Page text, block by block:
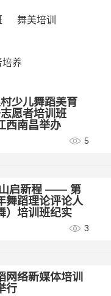
舞美培训
培养
少儿舞蹈美育
愿者培训班
西南昌举办
5
启新程 —— 第
舞蹈理论评论人
）培训班纪实
3
网络新媒体培训
行